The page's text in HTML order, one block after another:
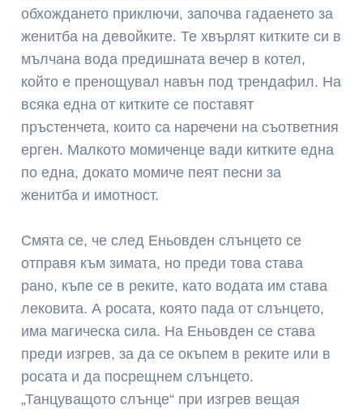
обхождането приключи, започва гадаенето за
женитба на девойките. Те хвърлят китките си в
мълчана вода предишната вечер в котел,
който е пренощувал навън под трендафил. На
всяка една от китките се поставят
пръстенчета, които са наречени на съответния
ерген. Малкото момиченце вади китките една
по една, докато момиче пеят песни за
женитба и имотност.
Смята се, че след Еньовден слънцето се
отправя към зимата, но преди това става
рано, къпе се в реките, като водата им става
лековита. А росата, която пада от слънцето,
има магическа сила. На Еньовден се става
преди изгрев, за да се окъпем в реките или в
росата и да посрещнем слънцето.
„Танцуващото слънце“ при изгрев вещая